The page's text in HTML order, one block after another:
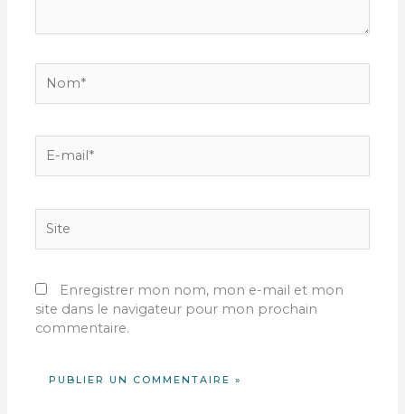
mail*
Enregistrer mon nom, mon e-mail et mon
site dans le navigateur pour mon prochain
commentaire.